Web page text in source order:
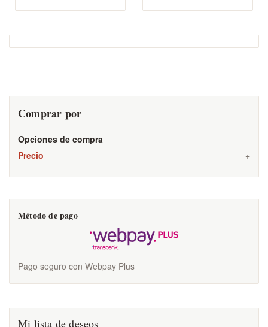
Comprar por
Opciones de compra
Precio
Método de pago
Pago seguro con Webpay Plus
Mi lista de deseos